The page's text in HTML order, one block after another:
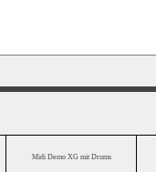
Midi Demo XG mit Drums